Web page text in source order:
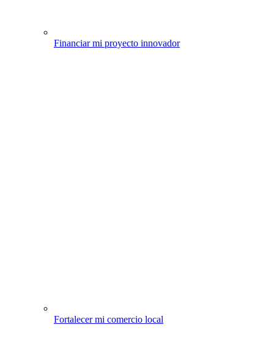
Financiar mi proyecto innovador
Fortalecer mi comercio local